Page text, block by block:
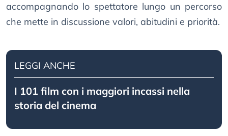
accompagnando lo spettatore lungo un percorso
che mette in discussione valori, abitudini e priorità.
LEGGI ANCHE
I 101 film con i maggiori incassi nella
storia del cinema